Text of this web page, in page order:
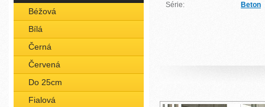
Béžová
Bílá
Černá
Červená
Do 25cm
Fialová
Série:
Beton